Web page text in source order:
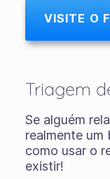
VISITE O
Triagem
Se alguém
realmente um
como usar o
existir!